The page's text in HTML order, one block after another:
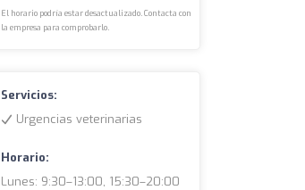
El horario podría estar desactualizado. Contacta con
la empresa para comprobarlo.
Servicios:
Urgencias veterinarias
Horario:
Lunes: 9:30–13:00, 15:30–20:00